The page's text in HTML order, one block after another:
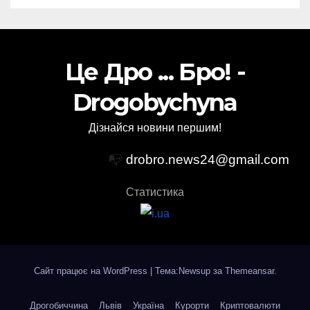
Це Дро ... Бро! -
Drogobychyna
Дізнайся новини першим!
📭 drobro.news24@gmail.com
Статистика
Сайт працює на WordPress Тема:Newsup за Themeansar.
Дрогобиччина Львів Україна Курорти Криптовалюти